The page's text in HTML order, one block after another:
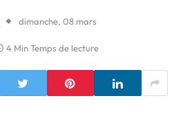
dimanche, 08 mars
4 Min Temps de lecture